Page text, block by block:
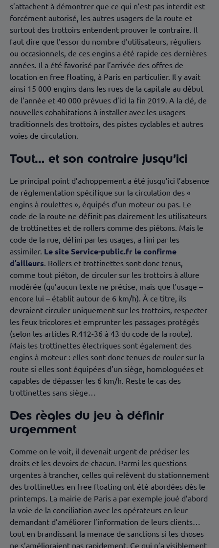
s’attachent à démontrer que ce qui n’est pas interdit est
forcément autorisé, les autres usagers de la route et
surtout des trottoirs entendent prouver le contraire. Il
faut dire que l’essor du nombre d’utilisateurs, réguliers
ou occasionnels, de ces engins a été rapide ces dernières
années. Il a été favorisé par l’arrivée des offres de
location en free floating, à Paris en particulier. Il y avait
ainsi 15 000 engins dans les rues de la capitale au début
de l’année et 40 000 prévues d’ici la fin 2019. A la clé, de
nouvelles cohabitations à installer avec les usagers
traditionnels des trottoirs, des pistes cyclables et autres
voies de circulation.
Tout… et son contraire jusqu’ici
Le principal point d’achoppement a été jusqu’ici l’absence
de réglementation spécifique sur la circulation des «
engins à roulettes », équipés d’un moteur ou pas. Le
code de la route ne définit pas clairement les utilisateurs
de trottinettes et de rollers comme des piétons. Mais le
code de la rue, défini par les usages, a fini par les
assimiler. Le site Service-public.fr le confirme
d’ailleurs. Rollers et trottinettes sont donc tenus,
comme tout piéton, de circuler sur les trottoirs à allure
modérée (qu’aucun texte ne précise, mais que l’usage –
encore lui – établit autour de 6 km/h). À ce titre, ils
devraient circuler uniquement sur les trottoirs, respecter
les feux tricolores et emprunter les passages protégés
(selon les articles R.412-36 à 43 du code de la route).
Mais les trottinettes électriques sont également des
engins à moteur : elles sont donc tenues de rouler sur la
route si elles sont équipées d’un siège, homologuées et
capables de dépasser les 6 km/h. Reste le cas des
trottinettes sans siège…
Des règles du jeu à définir
urgemment
Comme on le voit, il devenait urgent de préciser les
droits et les devoirs de chacun. Parmi les questions
urgentes à trancher, celles qui relèvent du stationnement
des trottinettes en free floating ont été abordées dès le
printemps. La mairie de Paris a par exemple joué d’abord
la voie de la conciliation avec les opérateurs en leur
demandant d’améliorer l’information de leurs clients…
tout en brandissant la menace de sanctions si les choses
ne s’amélioraient pas rapidement. Ce qui n’a visiblement